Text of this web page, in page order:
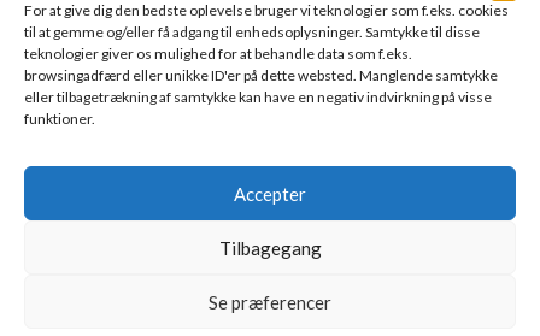
For at give dig den bedste oplevelse bruger vi teknologier som f.eks. cookies
til at gemme og/eller få adgang til enhedsoplysninger. Samtykke til disse
teknologier giver os mulighed for at behandle data som f.eks.
browsingadfærd eller unikke ID'er på dette websted. Manglende samtykke
eller tilbagetrækning af samtykke kan have en negativ indvirkning på visse
funktioner.
Accepter
Tilbagegang
Se præferencer